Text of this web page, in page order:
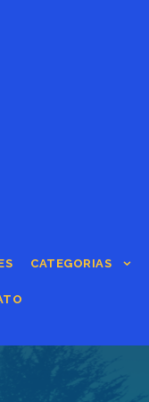
CATEGORIAS